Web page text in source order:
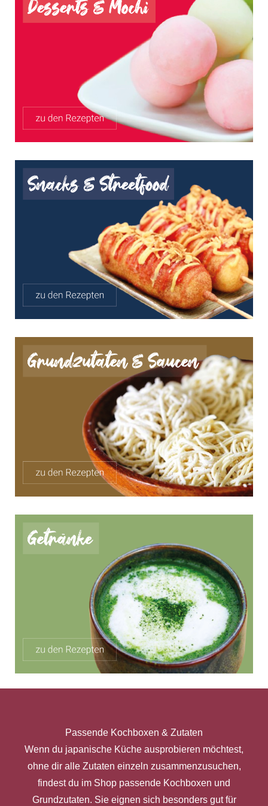
Passende Kochboxen & Zutaten
Wenn du japanische Küche ausprobieren möchtest,
ohne dir alle Zutaten einzeln zusammenzusuchen,
findest du im Shop passende Kochboxen und
Grundzutaten. Sie eignen sich besonders gut für